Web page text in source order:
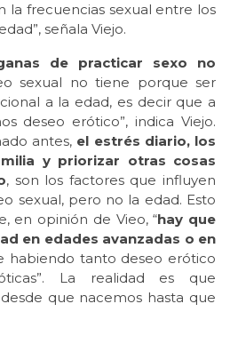
la frecuencias sexual entre los
señala Viejo.
de practicar sexo no
sexual no tiene porque ser
a la edad, es decir que a
deseo erótico”, indica Viejo.
antes, el estrés diario, los
y priorizar otras cosas
, son los factores que influyen
sexual, pero no la edad. Esto
en opinión de Vieo, “hay que
en edades avanzadas o en
habiendo tanto deseo erótico
La realidad es que
que nacemos hasta que